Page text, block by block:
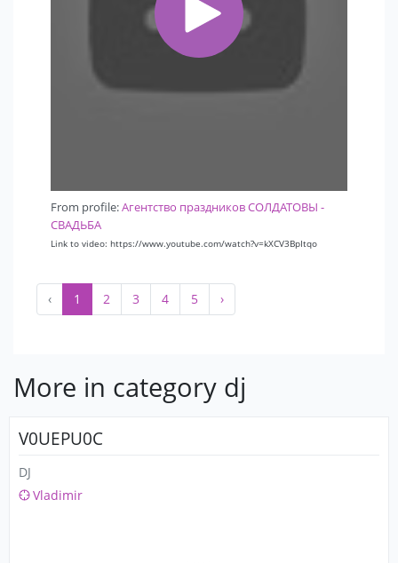
From profile:Агентство праздников СОЛДАТОВЫ -
СВАДЬБА
Link to video: https://www.youtube.com/watch?v=kXCV3BpItqo
‹ 1 2 3 4 5 ›
More in category dj
V0UEPU0C
DJ
Vladimir